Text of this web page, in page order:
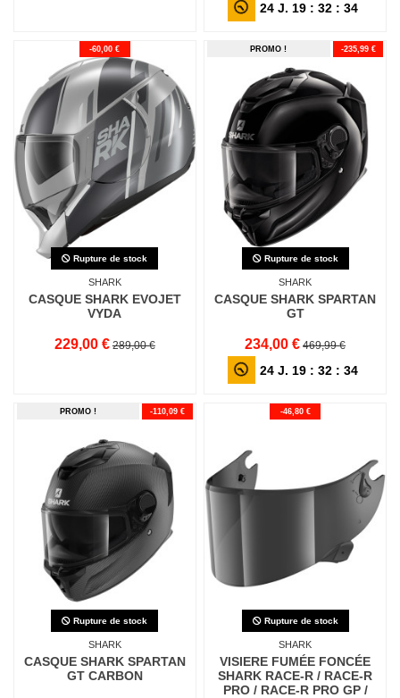
24 J. 19 :32 :32
-60,00 €
Rupture de stock
SHARK
CASQUE SHARK EVOJET
VYDA
229,00 € 289,00 €
PROMO ! -235,99 €
Rupture de stock
SHARK
CASQUE SHARK SPARTAN
GT
234,00 € 469,99 €
24 J. 19 :32 :32
PROMO ! -110,09 €
Rupture de stock
SHARK
CASQUE SHARK SPARTAN
GT CARBON
-46,80 €
Rupture de stock
SHARK
VISIERE FUMÉE FONCÉE
SHARK RACE-R / RACE-R
PRO / RACE-R PRO GP /